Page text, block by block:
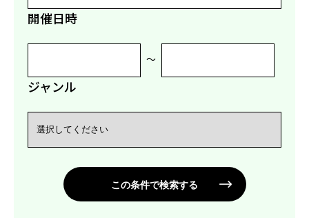
開催日時
〜
ジャンル
この条件で検索する